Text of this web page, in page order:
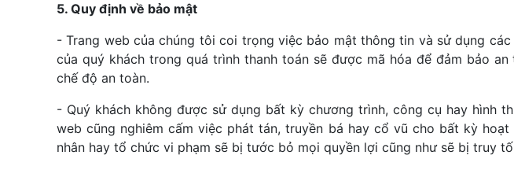
5. Quy định về bảo mật
- Trang web của chúng tôi coi trọng việc bảo mật thông tin và sử dụng
của quý khách trong quá trình thanh toán sẽ được mã hóa để đảm bảo
chế độ an toàn.
- Quý khách không được sử dụng bất kỳ chương trình, công cụ hay hình
web cũng nghiêm cấm việc phát tán, truyền bá hay cổ vũ cho bất kỳ
nhân hay tổ chức vi phạm sẽ bị tước bỏ mọi quyền lợi cũng như sẽ bị truy